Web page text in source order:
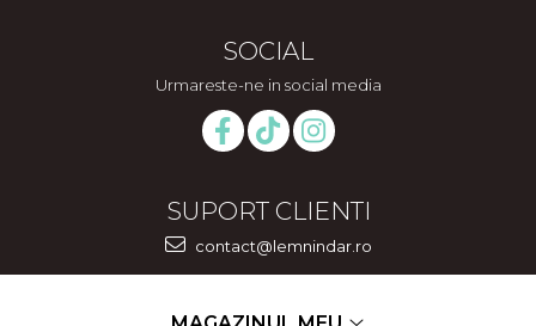
SOCIAL
Urmareste-ne in social media
SUPORT CLIENTI
contact@lemnindar.ro